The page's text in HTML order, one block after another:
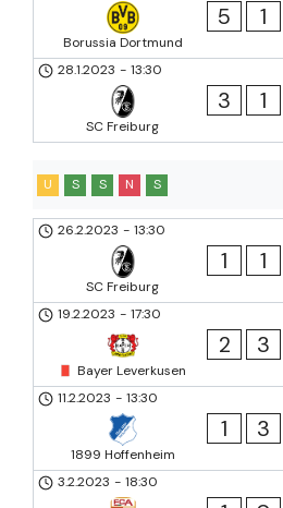
Borussia Dortmund
5 1
28.1.2023 - 13:30
SC Freiburg
3 1
U S S N S
26.2.2023 - 13:30
SC Freiburg
1 1
19.2.2023 - 17:30
Bayer Leverkusen
2 3
11.2.2023 - 13:30
1899 Hoffenheim
1 3
3.2.2023 - 18:30